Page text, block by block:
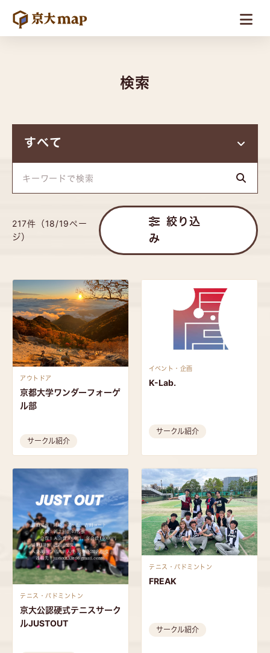
検索
217件（18/19ペー
ジ）
絞り込
み
アウトドア
京都大学ワンダーフォーゲ
ル部
サークル紹介
イベント・企画
K-Lab.
サークル紹介
テニス・バドミントン
京大公認硬式テニスサーク
ルJUSTOUT
テニス・バドミントン
FREAK
サークル紹介